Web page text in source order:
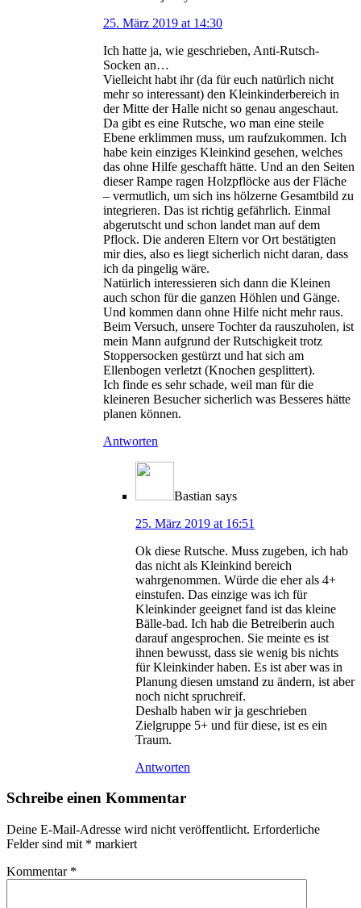
25. März 2019 at 14:30
Ich hatte ja, wie geschrieben, Anti-Rutsch-
Socken an…
Vielleicht habt ihr (da für euch natürlich nicht
mehr so interessant) den Kleinkinderbereich in
der Mitte der Halle nicht so genau angeschaut.
Da gibt es eine Rutsche, wo man eine steile
Ebene erklimmen muss, um raufzukommen. Ich
habe kein einziges Kleinkind gesehen, welches
das ohne Hilfe geschafft hätte. Und an den Seiten
dieser Rampe ragen Holzpflöcke aus der Fläche
– vermutlich, um sich ins hölzerne Gesamtbild zu
integrieren. Das ist richtig gefährlich. Einmal
abgerutscht und schon landet man auf dem
Pflock. Die anderen Eltern vor Ort bestätigten
mir dies, also es liegt sicherlich nicht daran, dass
ich da pingelig wäre.
Natürlich interessieren sich dann die Kleinen
auch schon für die ganzen Höhlen und Gänge.
Und kommen dann ohne Hilfe nicht mehr raus.
Beim Versuch, unsere Tochter da rauszuholen, ist
mein Mann aufgrund der Rutschigkeit trotz
Stoppersocken gestürzt und hat sich am
Ellenbogen verletzt (Knochen gesplittert).
Ich finde es sehr schade, weil man für die
kleineren Besucher sicherlich was Besseres hätte
planen können.
Antworten
Bastian says
25. März 2019 at 16:51
Ok diese Rutsche. Muss zugeben, ich hab
das nicht als Kleinkind bereich
wahrgenommen. Würde die eher als 4+
einstufen. Das einzige was ich für
Kleinkinder geeignet fand ist das kleine
Bälle-bad. Ich hab die Betreiberin auch
darauf angesprochen. Sie meinte es ist
ihnen bewusst, dass sie wenig bis nichts
für Kleinkinder haben. Es ist aber was in
Planung diesen umstand zu ändern, ist aber
noch nicht spruchreif.
Deshalb haben wir ja geschrieben
Zielgruppe 5+ und für diese, ist es ein
Traum.
Antworten
Schreibe einen Kommentar
Deine E-Mail-Adresse wird nicht veröffentlicht. Erforderliche
Felder sind mit * markiert
Kommentar *